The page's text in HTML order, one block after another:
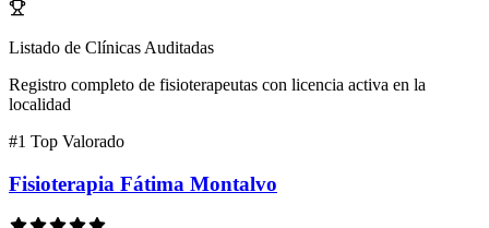
Listado de Clínicas Auditadas
Registro completo de fisioterapeutas con licencia activa en la
localidad
#1 Top Valorado
Fisioterapia Fátima Montalvo